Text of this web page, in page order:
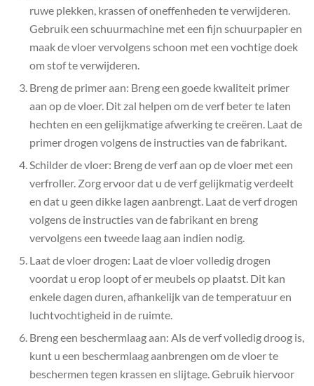
ruwe plekken, krassen of oneffenheden te verwijderen.
Gebruik een schuurmachine met een fijn schuurpapier en
maak de vloer vervolgens schoon met een vochtige doek
om stof te verwijderen.
Breng de primer aan: Breng een goede kwaliteit primer
aan op de vloer. Dit zal helpen om de verf beter te laten
hechten en een gelijkmatige afwerking te creëren. Laat de
primer drogen volgens de instructies van de fabrikant.
Schilder de vloer: Breng de verf aan op de vloer met een
verfroller. Zorg ervoor dat u de verf gelijkmatig verdeelt
en dat u geen dikke lagen aanbrengt. Laat de verf drogen
volgens de instructies van de fabrikant en breng
vervolgens een tweede laag aan indien nodig.
Laat de vloer drogen: Laat de vloer volledig drogen
voordat u erop loopt of er meubels op plaatst. Dit kan
enkele dagen duren, afhankelijk van de temperatuur en
luchtvochtigheid in de ruimte.
Breng een beschermlaag aan: Als de verf volledig droog is,
kunt u een beschermlaag aanbrengen om de vloer te
beschermen tegen krassen en slijtage. Gebruik hiervoor